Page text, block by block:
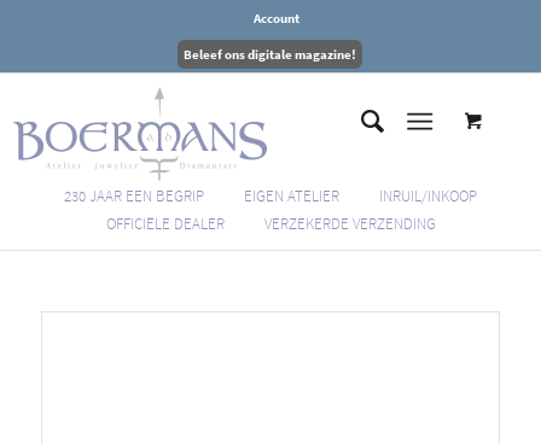
Account
Beleef ons digitale magazine!
230 JAAR EEN BEGRIP EIGEN ATELIER
INRUIL/INKOOP
OFFICIËLE DEALER
VERZEKERDE VERZENDING